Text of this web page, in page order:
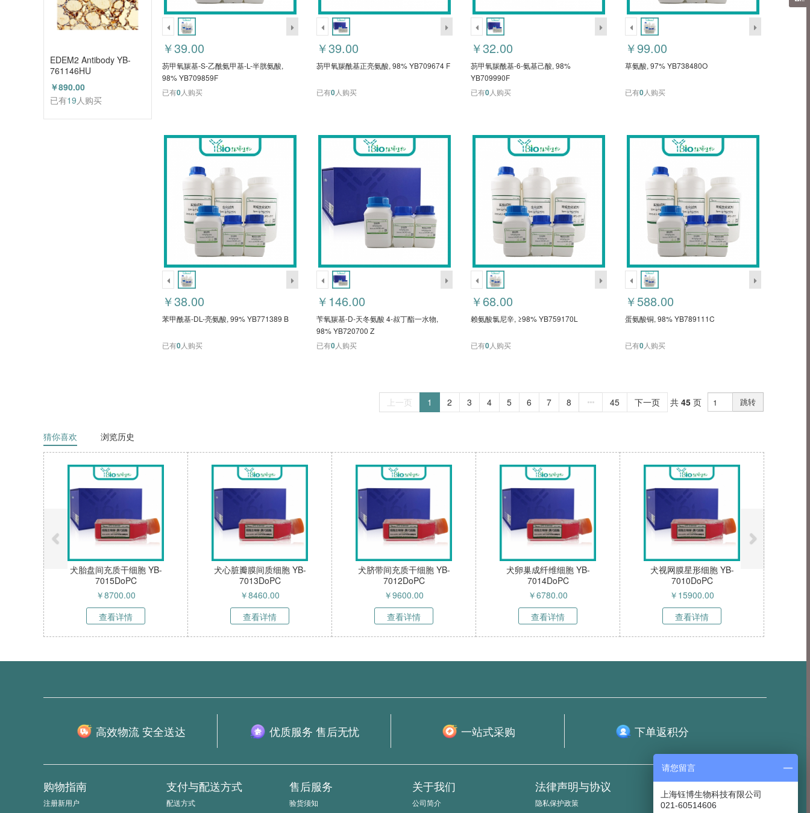
EDEM2 Antibody YB-
761146HU
￥890.00
已有19人购买
￥39.00
芴甲氧羰基-S-乙酰氨甲基-L-半胱氨酸,
98% YB709859F
已有0人购买
￥39.00
芴甲氧羰酰基正亮氨酸, 98% YB709674 F
已有0人购买
￥32.00
芴甲氧羰酰基-6-氨基己酸, 98%
YB709990F
已有0人购买
￥99.00
草氨酸, 97% YB738480O
已有0人购买
￥38.00
苯甲酰基-DL-亮氨酸, 99% YB771389 B
已有0人购买
￥146.00
苄氧羰基-D-天冬氨酸 4-叔丁酯一水物,
98% YB720700 Z
已有0人购买
￥68.00
赖氨酸氯尼辛, ≥98% YB759170L
已有0人购买
￥588.00
蛋氨酸铜, 98% YB789111C
已有0人购买
上一页 1 2 3 4 5 6 7 8 45 下一页 共 45 页 跳转
猜你喜欢 浏览历史
犬胎盘间充质干细胞 YB-
7015DoPC
￥8700.00
查看详情
犬心脏瓣膜间质细胞 YB-
7013DoPC
￥8460.00
查看详情
犬脐带间充质干细胞 YB-
7012DoPC
￥9600.00
查看详情
犬卵巢成纤维细胞 YB-
7014DoPC
￥6780.00
查看详情
犬视网膜星形细胞 YB-
7010DoPC
￥ 15900.00
查看详情
高效物流 安全送达 优质服务 售后无忧 一站式采购 下单返积分
购物指南
注册新用户
支付与配送方式
配送方式
售后服务
验货须知
关于我们
公司简介
法律声明与协议
隐私保护政策
服务热线
021-60514606
请您留言
上海钰博生物科技有限公司
021-60514606